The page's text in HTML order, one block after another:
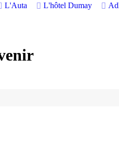
L'Auta L'hôtel Dumay